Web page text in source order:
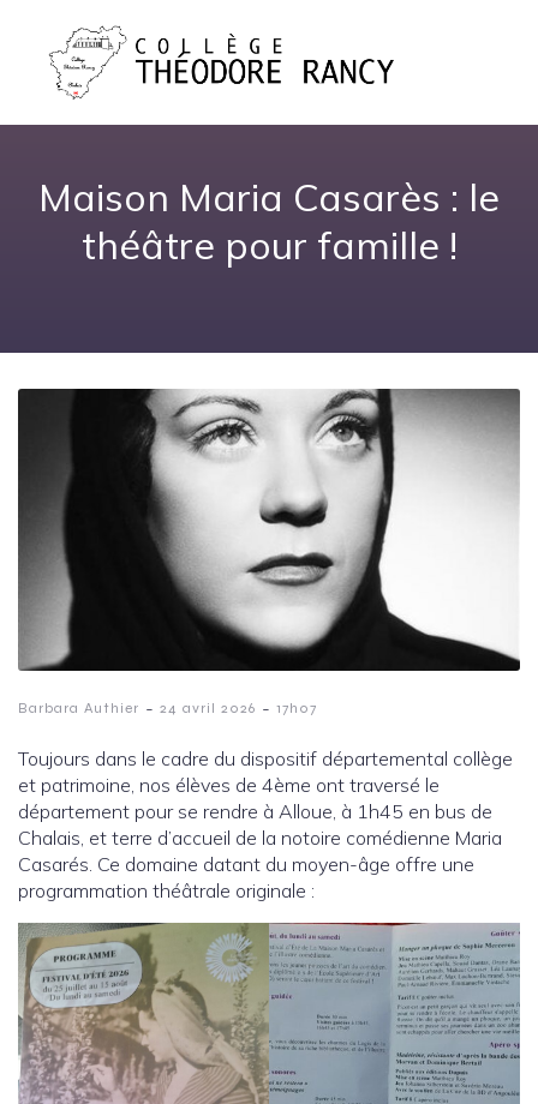
Maison Maria Casarès : le
théâtre pour famille !
Barbara Authier - 24 avril 2026 - 17h07
Toujours dans le cadre du dispositif départemental collège
et patrimoine, nos élèves de 4ème ont traversé le
département pour se rendre à Alloue, à 1h45 en bus de
Chalais, et terre d’accueil de la notoire comédienne Maria
Casarés. Ce domaine datant du moyen-âge offre une
programmation théâtrale originale :